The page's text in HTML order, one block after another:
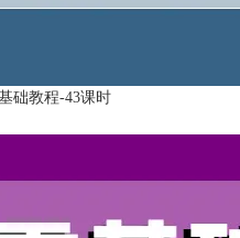
础教程-43课时